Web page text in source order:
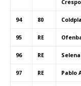
94 80
95 RE
96 RE
97 RE Pablo